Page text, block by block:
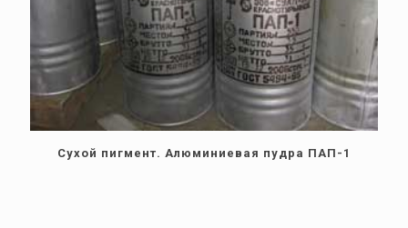
Сухой пигмент. Алюминиевая пудра ПАП-1